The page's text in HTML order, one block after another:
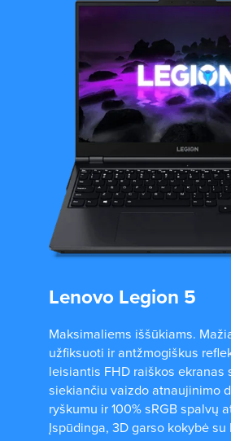
Lenovo Legion 5
Maksimaliems iššūkiams.
užfiksuoti ir antžmogiškus
leisiantis FHD raiškos ekranas
siekiančiu vaizdo atnaujinimo
ryškumu ir 100% sRGB spalvų
Įspūdinga, 3D garso kokybė su